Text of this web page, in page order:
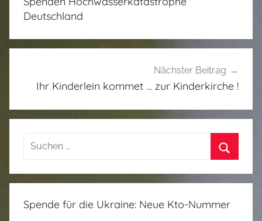
a
e
Deutschland
Nächster Beitrag
Ihr Kinderlein kommet … zur Kinderkirche !
Suchen
Spende für die Ukraine: Neue Kto-Nummer